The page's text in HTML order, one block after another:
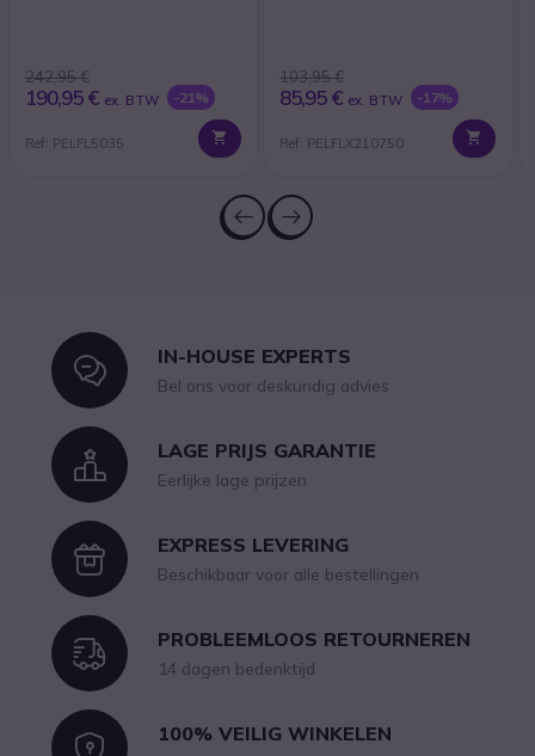
242,95 €
190,95 € ex. BTW -21%
Ref: PELFL5035
103,95 €
85,95 € ex. BTW -17%
Ref: PELFLX210750
IconIN-HOUSE EXPERTS
Bel ons voor deskundig advies
IconLAGE PRIJS GARANTIE
Eerlijke lage prijzen
IconEXPRESS LEVERING
Beschikbaar voor alle bestellingen
IconPROBLEEMLOOS RETOURNEREN
14 dagen bedenktijd
Icon100% VEILIG WINKELEN